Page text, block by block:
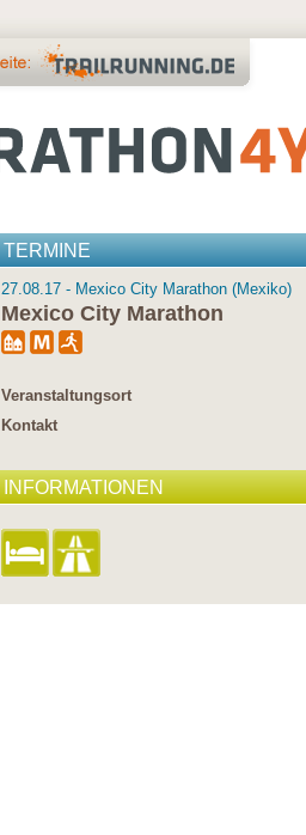
TERMINE
27.08.17 - Mexico City Marathon (Mexiko)
Mexico City Marathon
Veranstaltungsort
Kontakt
INFORMATIONEN